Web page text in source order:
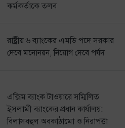
কর্মকর্তাকে তলব
রাষ্ট্রীয় ৬ ব্যাংকের এমডি পদে সরকার
দেবে মনোনয়ন, নিয়োগ দেবে পর্ষদ
এক্সিম ব্যাংক টাওয়ারে সম্মিলিত
ইসলামী ব্যাংকের প্রধান কার্যালয়:
বিলাসবহুল অবকাঠামো ও নিরাপত্তা